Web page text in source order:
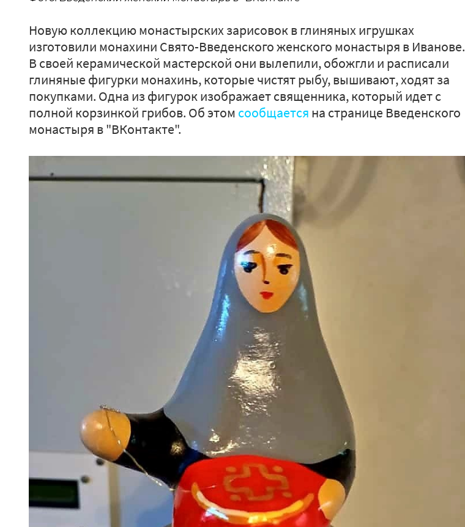
Новую коллекцию монастырских зарисовок в глиняных игрушках
изготовили монахини Свято-Введенского женского монастыря в Иванове.
В своей керамической мастерской они вылепили, обожгли и расписали
глиняные фигурки монахинь, которые чистят рыбу, вышивают, ходят за
покупками. Одна из фигурок изображает священника, который идет с
полной корзинкой грибов. Об этом сообщается на странице Введенского
монастыря в "ВКонтакте".